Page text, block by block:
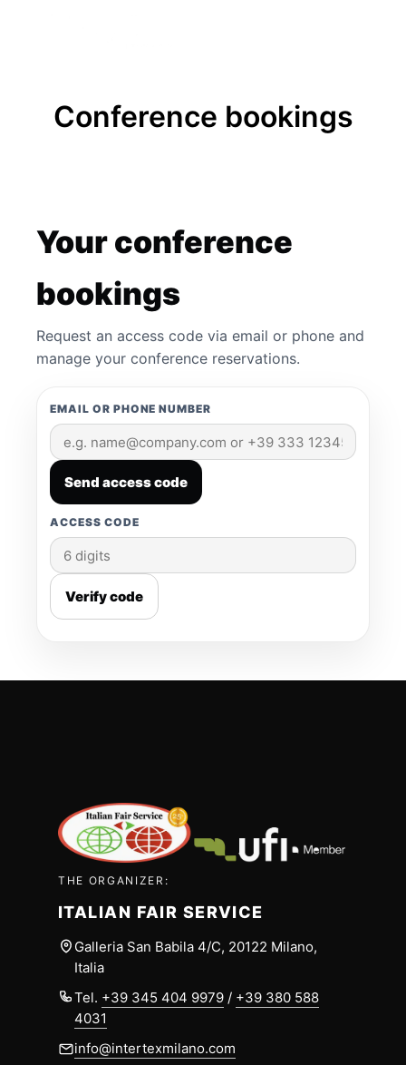
Conference bookings
Your conference
bookings
Request an access code via email or phone and
manage your conference reservations.
EMAIL OR PHONE NUMBER
Send access code
ACCESS CODE
Verify code
THE ORGANIZER:
ITALIAN FAIR SERVICE
Galleria San Babila 4/C, 20122 Milano,
Italia
Tel. +39 345 404 9979 / +39 380 588
4031
info@intertexmilano.com